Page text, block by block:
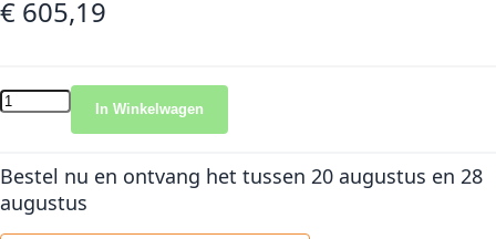
€ 605,19
In Winkelwagen
Bestel nu en ontvang het tussen 20 augustus en 28
augustus